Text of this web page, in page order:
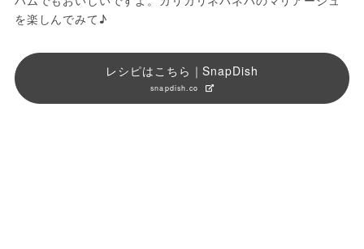
を楽しんでみて♪
レシピはこちら｜SnapDish
snapdish.co